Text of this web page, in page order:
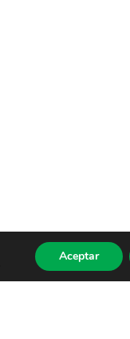
Aceptar